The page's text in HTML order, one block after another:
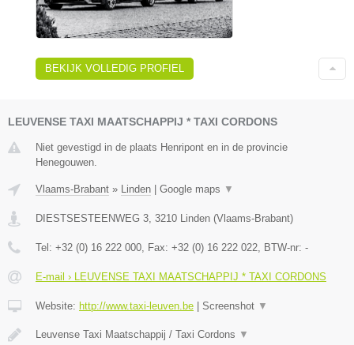
BEKIJK VOLLEDIG PROFIEL
LEUVENSE TAXI MAATSCHAPPIJ * TAXI CORDONS
Niet gevestigd in de plaats Henripont en in de provincie
Henegouwen.
Vlaams-Brabant » Linden Google maps ▼
DIESTSESTEENWEG 3, 3210 Linden (Vlaams-Brabant)
Tel: +32 (0) 16 222 000, Fax: +32 (0) 16 222 022, BTW-nr: -
E-mail › LEUVENSE TAXI MAATSCHAPPIJ * TAXI CORDONS
Website: http://www.taxi-leuven.be Screenshot ▼
Leuvense Taxi Maatschappij / Taxi Cordons ▼